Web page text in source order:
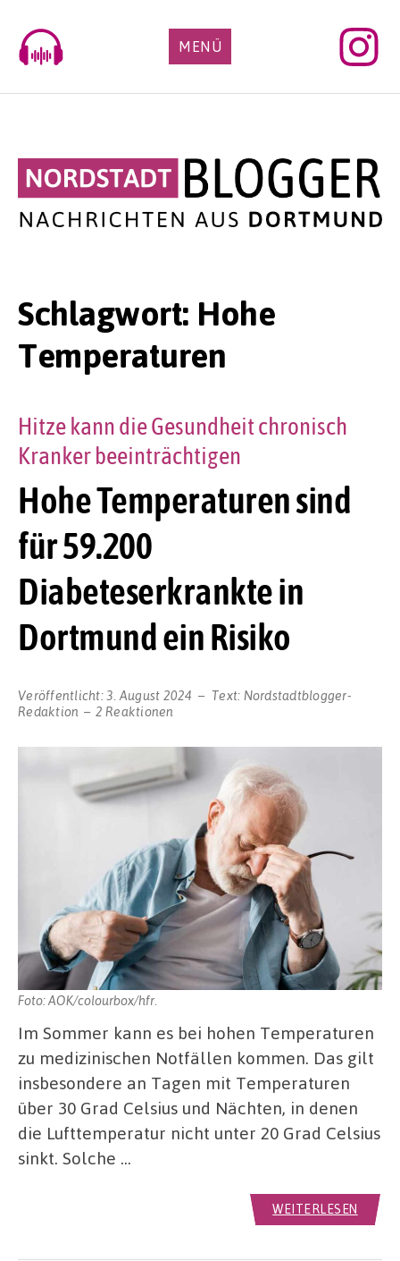
content
MENÜ
Schlagwort: Hohe
Temperaturen
Hohe Temperaturen sind
für 59.200
Diabeteserkrankte in
Dortmund ein Risiko
Hitze kann die Gesundheit chronisch
Kranker beeinträchtigen
Veröffentlicht:3. August 2024 Text: Nordstadtblogger-
Redaktion
2 Reaktionen
Foto: AOK/colourbox/hfr.
Im Sommer kann es bei hohen Temperaturen
zu medizinischen Notfällen kommen. Das gilt
insbesondere an Tagen mit Temperaturen
über 30 Grad Celsius und Nächten, in denen
die Lufttemperatur nicht unter 20 Grad Celsius
sinkt. Solche …
WEITERLESEN